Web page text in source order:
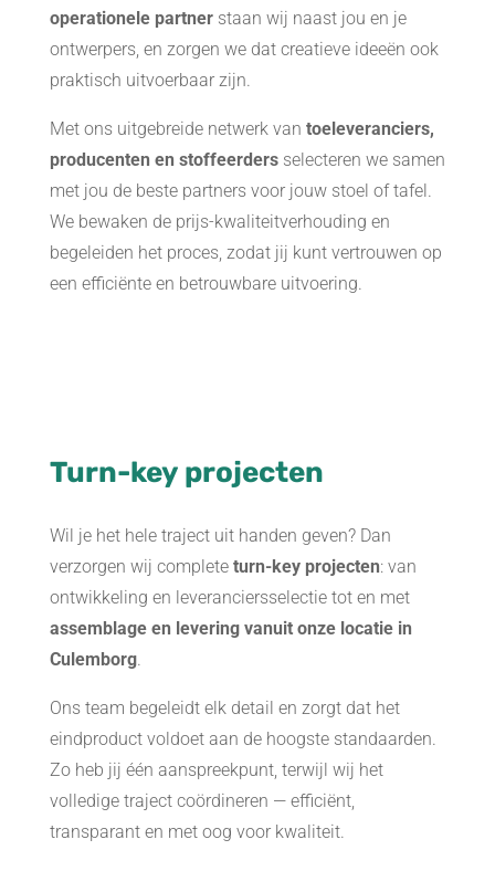
operationele partnerstaan wij naast jou en je
ontwerpers, en zorgen we dat creatieve ideeën ook
praktisch uitvoerbaar zijn.
Met ons uitgebreide netwerk van toeleveranciers,
producenten en stoffeerdersselecteren we samen
met jou de beste partners voor jouw stoel of tafel.
We bewaken de prijs-kwaliteitverhouding en
begeleiden het proces, zodat jij kunt vertrouwen op
een efficiënte en betrouwbare uitvoering.
Turn-key projecten
Wil je het hele traject uit handen geven? Dan
verzorgen wij complete turn-key projecten: van
ontwikkeling en leveranciersselectie tot en met
assemblage en levering vanuit onze locatie in
Culemborg.
Ons team begeleidt elk detail en zorgt dat het
eindproduct voldoet aan de hoogste standaarden.
Zo heb jij één aanspreekpunt, terwijl wij het
volledige traject coördineren — efficiënt,
transparant en met oog voor kwaliteit.